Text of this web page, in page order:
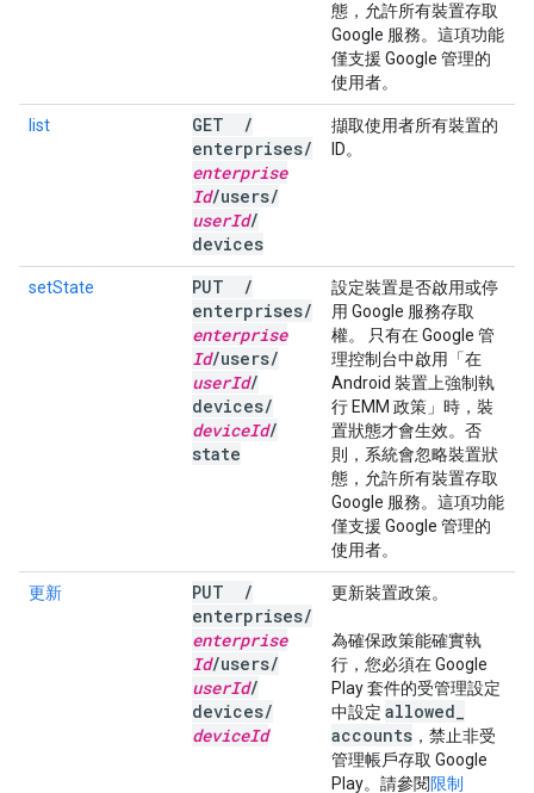
態，允許所有裝置存取
Google 服務。這項功能
僅支援 Google 管理的
使用者。
list GET
/
enterprises/
enterprise
Id/users/
userId/
devices
擷取使用者所有裝置的
ID。
setState PUT
/
enterprises/
enterprise
Id/users/
userId/
devices/
deviceId/
state
設定裝置是否啟用或停
用 Google 服務存取
權。 只有在 Google 管
理控制台中啟用「在
Android 裝置上強制執
行 EMM 政策」時，裝
置狀態才會生效。否
則，系統會忽略裝置狀
態，允許所有裝置存取
Google 服務。這項功能
僅支援 Google 管理的
使用者。
更新 PUT
/
enterprises/
enterprise
Id/users/
userId/
devices/
deviceId
更新裝置政策。
為確保政策能確實執
行，您必須在 Google
Play 套件的受管理設定
中設定 allowed
accounts ，禁止非受
管理帳戶存取 Google
Play。請參閱限制